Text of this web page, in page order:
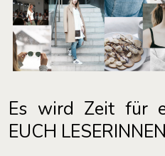
Es wird Zeit für
EUCH